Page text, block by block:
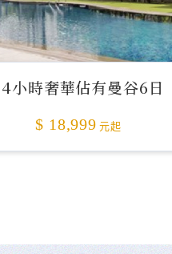
小時奢華佔有曼谷6日
$ 18,999 元起